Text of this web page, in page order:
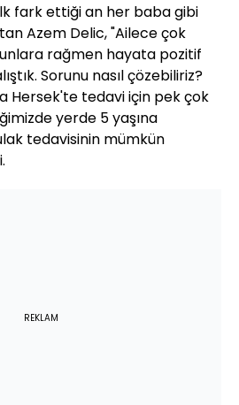
ilk fark ettiği an her baba gibi
Azem Delic, "Ailece çok
rağmen hayata pozitif
Sorunu nasıl çözebiliriz?
Hersek'te tedavi için pek çok
yerde 5 yaşına
tedavisinin mümkün
REKLAM